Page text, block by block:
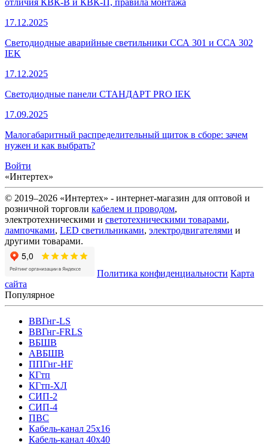
17.12.2025
Светодиодные аварийные светильники ССА 301 и ССА 302
IEK
17.12.2025
Светодиодные панели СТАНДАРТ PRO IEK
17.09.2025
Малогабаритный распределительный щиток в сборе: зачем
нужен и как выбрать?
Войти
«Интертех»
© 2019–2026 «Интертех» - интернет-магазин для оптовой и
розничной торговли кабелем и проводом,
электротехническими и светотехническими товарами,
лампочками, LED светильниками, электродвигателями и
другими товарами.
Политика конфиденциальности Карта
сайта
Популярное
ВВГнг-LS
ВВГнг-FRLS
ВБШВ
АВБШВ
ППГнг-HF
КГтп
КГтп-ХЛ
СИП-2
СИП-4
ПВС
Кабель-канал 25х16
Кабель-канал 40х40